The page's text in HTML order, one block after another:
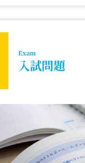
Exam
入試問題